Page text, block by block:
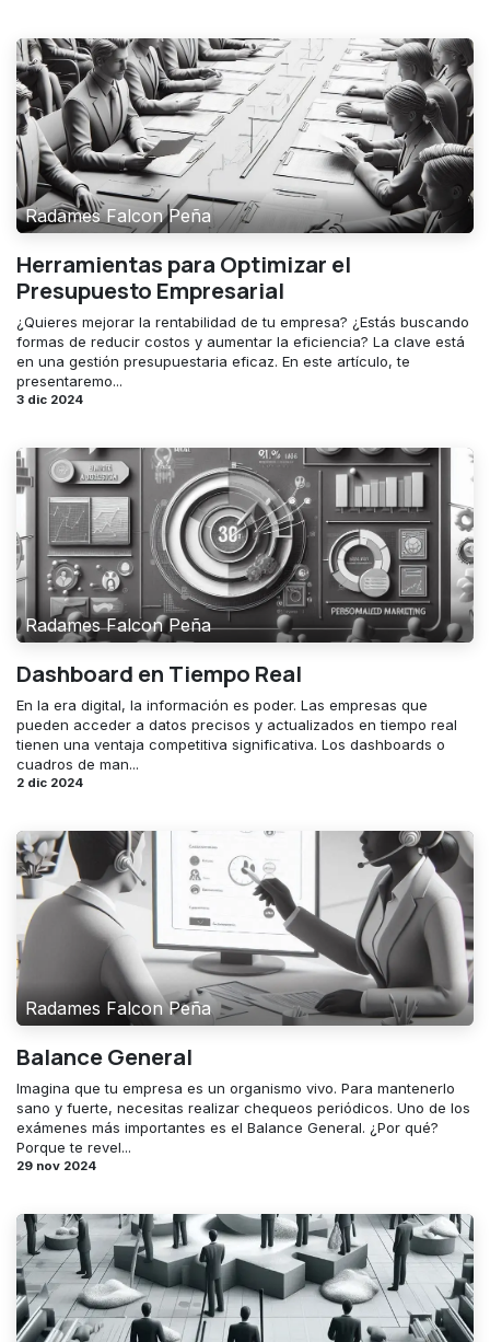
Radames Falcon Peña
Herramientas para Optimizar el
Presupuesto Empresarial
¿Quieres mejorar la rentabilidad de tu empresa? ¿Estás buscando
formas de reducir costos y aumentar la eficiencia? La clave está
en una gestión presupuestaria eficaz. En este artículo, te
presentaremo...
3 dic 2024
Radames Falcon Peña
Dashboard en Tiempo Real
En la era digital, la información es poder. Las empresas que
pueden acceder a datos precisos y actualizados en tiempo real
tienen una ventaja competitiva significativa. Los dashboards o
cuadros de man...
2 dic 2024
Radames Falcon Peña
Balance General
Imagina que tu empresa es un organismo vivo. Para mantenerlo
sano y fuerte, necesitas realizar chequeos periódicos. Uno de los
exámenes más importantes es el Balance General. ¿Por qué?
Porque te revel...
29 nov 2024